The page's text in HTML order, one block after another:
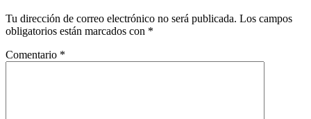
Tu dirección de correo electrónico no será publicada. Los campos
obligatorios están marcados con *
Comentario *